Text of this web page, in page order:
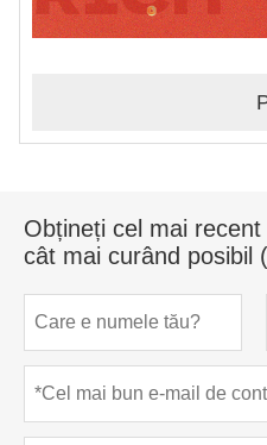
Obțineți cel mai
cât mai curând posibil